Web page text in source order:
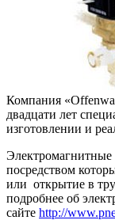
Компания
двадцати лет
изготовлении и
Электромагнитные
посредством
или открытие в
подробнее об
сайте http://